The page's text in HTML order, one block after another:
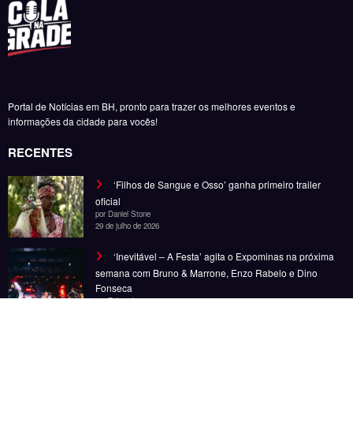
Bruno & Marrone, Enzo Rabelo e Dino Fonseca
por Felipe Jesus
Noticias Entretenimento Gastronomia
© Copyright 2025, Todos os direitos reservados | Desenvolvido por Fênace
Comunicação e Marketing | Powered BySpiceThemes